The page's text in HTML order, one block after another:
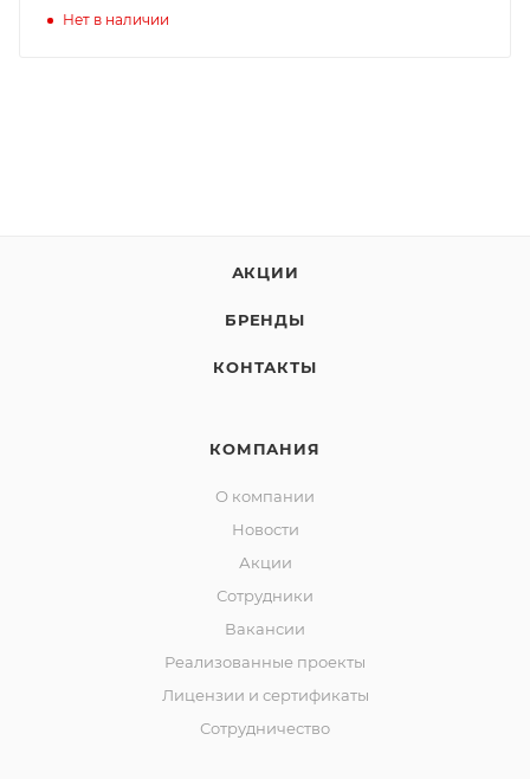
Нет в наличии
АКЦИИ
БРЕНДЫ
КОНТАКТЫ
КОМПАНИЯ
О компании
Новости
Акции
Сотрудники
Вакансии
Реализованные проекты
Лицензии и сертификаты
Сотрудничество